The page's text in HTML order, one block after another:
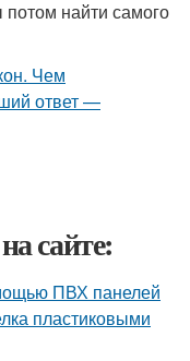
найти самого
сайте:
ПВХ панелей
пластиковыми